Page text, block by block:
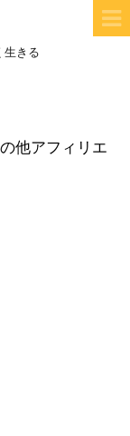
生きる
他アフィリエ